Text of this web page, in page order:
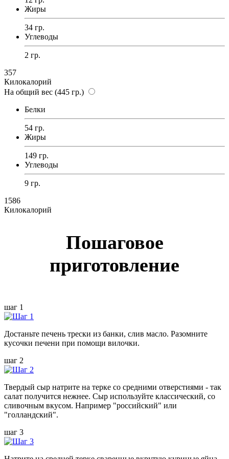
Жиры
34 гр.
Углеводы
2 гр.
357
Килокалорий
На общий вес (445 гр.)
Белки
54 гр.
Жиры
149 гр.
Углеводы
9 гр.
1586
Килокалорий
Пошаговое
приготовление
шаг 1
Достаньте печень трески из банки, слив масло. Разомните
кусочки печени при помощи вилочки.
шаг 2
Твердый сыр натрите на терке со средними отверстиями - так
салат получится нежнее. Сыр используйте классический, со
сливочным вкусом. Например "российский" или
"голландский".
шаг 3